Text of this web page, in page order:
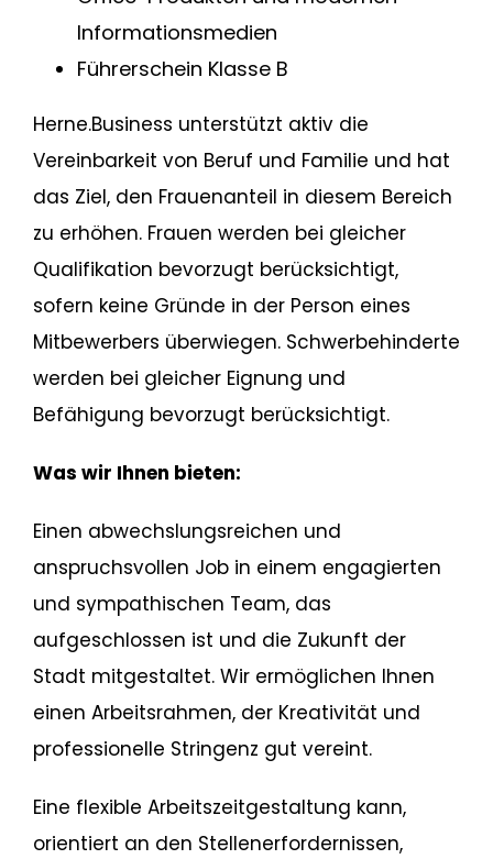
Informationsmedien
Führerschein Klasse B
Herne.Business unterstützt aktiv die
Vereinbarkeit von Beruf und Familie und hat
das Ziel, den Frauenanteil in diesem Bereich
zu erhöhen. Frauen werden bei gleicher
Qualifikation bevorzugt berücksichtigt,
sofern keine Gründe in der Person eines
Mitbewerbers überwiegen. Schwerbehinderte
werden bei gleicher Eignung und
Befähigung bevorzugt berücksichtigt.
Was wir Ihnen bieten:
Einen abwechslungsreichen und
anspruchsvollen Job in einem engagierten
und sympathischen Team, das
aufgeschlossen ist und die Zukunft der
Stadt mitgestaltet. Wir ermöglichen Ihnen
einen Arbeitsrahmen, der Kreativität und
professionelle Stringenz gut vereint.
Eine flexible Arbeitszeitgestaltung kann,
orientiert an den Stellenerfordernissen,